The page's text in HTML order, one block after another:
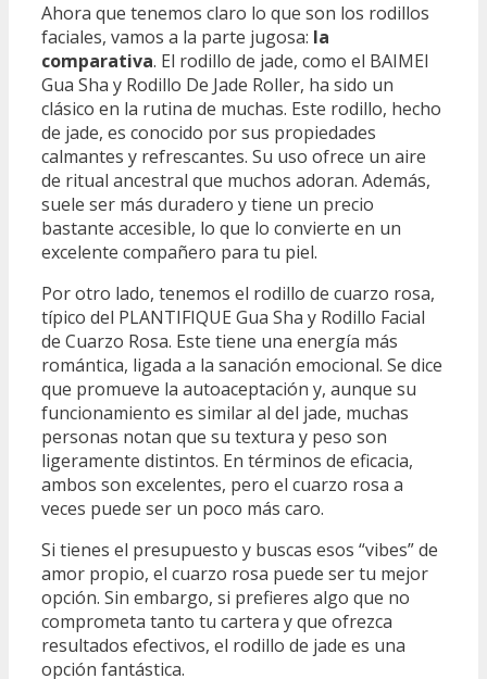
Ahora que tenemos claro lo que son los rodillos
faciales, vamos a la parte jugosa: la
comparativa. El rodillo de jade, como el BAIMEI
Gua Sha y Rodillo De Jade Roller, ha sido un
clásico en la rutina de muchas. Este rodillo, hecho
de jade, es conocido por sus propiedades
calmantes y refrescantes. Su uso ofrece un aire
de ritual ancestral que muchos adoran. Además,
suele ser más duradero y tiene un precio
bastante accesible, lo que lo convierte en un
excelente compañero para tu piel.
Por otro lado, tenemos el rodillo de cuarzo rosa,
típico del PLANTIFIQUE Gua Sha y Rodillo Facial
de Cuarzo Rosa. Este tiene una energía más
romántica, ligada a la sanación emocional. Se dice
que promueve la autoaceptación y, aunque su
funcionamiento es similar al del jade, muchas
personas notan que su textura y peso son
ligeramente distintos. En términos de eficacia,
ambos son excelentes, pero el cuarzo rosa a
veces puede ser un poco más caro.
Si tienes el presupuesto y buscas esos “vibes” de
amor propio, el cuarzo rosa puede ser tu mejor
opción. Sin embargo, si prefieres algo que no
comprometa tanto tu cartera y que ofrezca
resultados efectivos, el rodillo de jade es una
opción fantástica.